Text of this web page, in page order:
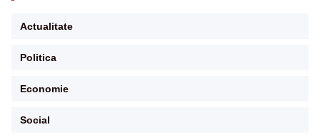
Actualitate
Politica
Economie
Social